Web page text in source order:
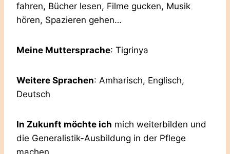
fahren, Bücher lesen, Filme gucken, Musik
hören, Spazieren gehen…
Meine Muttersprache: Tigrinya
Weitere Sprachen: Amharisch, Englisch,
Deutsch
In Zukunft möchte ich mich weiterbilden und
die Generalistik-Ausbildung in der Pflege
machen.